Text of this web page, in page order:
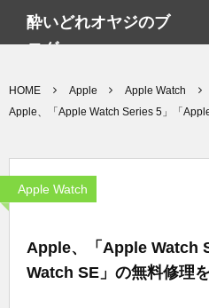
酔いどれオヤジのブ
ログwp
HOME Apple
Apple Watch
Apple、「Apple Watch Series 5」「
Apple Watch
Apple、「Apple Watch
Watch SE」の無料修理